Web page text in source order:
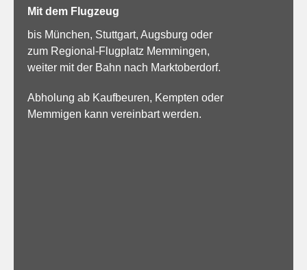
Mit dem Flugzeug
bis München, Stuttgart, Augsburg oder
zum Regional-Flugplatz Memmingen,
weiter mit der Bahn nach Marktoberdorf.
Abholung ab Kaufbeuren, Kempten oder
Memmigen kann vereinbart werden.